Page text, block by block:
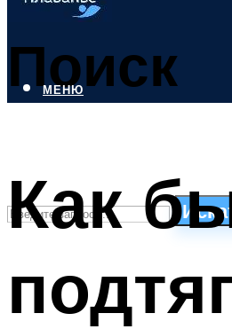
Поиск
ПЛАВАНЬЕ ДЛЯ ДЕТЕЙ
ПЛАВАНЬЕ ДЛЯ ПОХУДЕНИЯ
МЕНЮ
Как